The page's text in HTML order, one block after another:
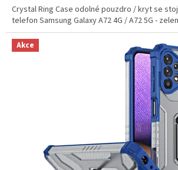
Crystal Ring Case odolné pouzdro / kryt se
telefon Samsung Galaxy A72 4G / A72 5G -
Akce